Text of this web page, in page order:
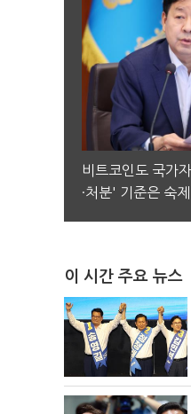
비트코인도 국가
·처분' 기준은 숙제
이 시간 주요 뉴스